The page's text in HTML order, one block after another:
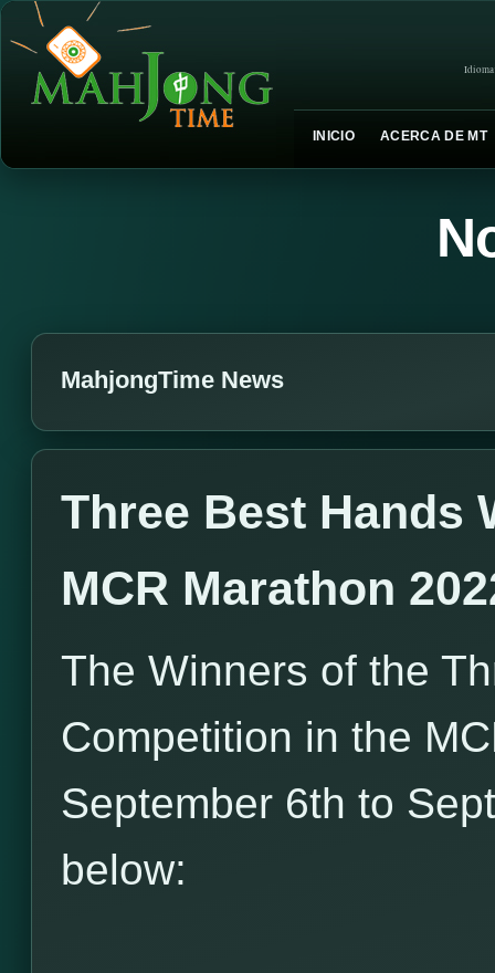
INICIO ACERCA DE MT
MahjongTime News
Three Best Hands
MCR Marathon
The Winners of the
Competition in the
September 6th to
below: